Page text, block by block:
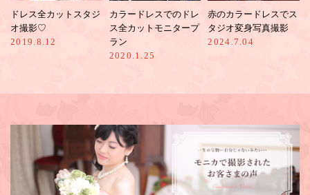
ドレス全カットスタジ
オ撮影♡
2019.8.12
カラードレスでのドレ
ス全カットモニタープ
ラン
2020.1.25
赤のカラードレスでス
タジオ変身写真撮影
2024.7.04